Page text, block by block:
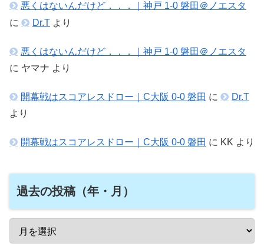
悪くはないんだけど．．．｜神戸 1-0 磐田＠ノエスタ
に
Dr.T より
悪くはないんだけど．．．｜神戸 1-0 磐田＠ノエスタ
に ヤマナ より
開幕戦はスコアレスドロー｜C大阪 0-0 磐田 に
Dr.T
より
開幕戦はスコアレスドロー｜C大阪 0-0 磐田 に KK より
過去の投稿（年・月）